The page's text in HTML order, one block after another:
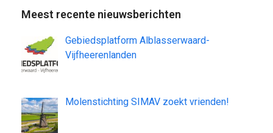
Meest recente nieuwsberichten
Gebiedsplatform Alblasserwaard-
Vijfheerenlanden
Molenstichting SIMAV zoekt vrienden!